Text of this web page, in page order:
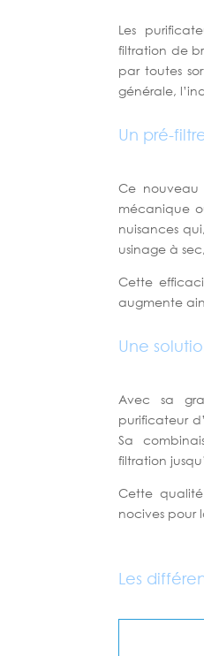
Les
filtration de
par toutes
générale,
Un pré-
Ce
mécanique
nuisances
usinage à
Cette
augmente
Une
Avec sa
purificateur
Sa
filtration
Cette
nocives pour
Les